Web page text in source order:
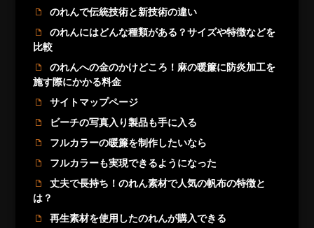
のれんで伝統技術と新技術の違い
のれんにはどんな種類がある？サイズや特徴などを
比較
のれんへの金のかけどころ！麻の暖簾に防炎加工を
施す際にかかる料金
サイトマップページ
ビーチの写真入り製品も手に入る
フルカラーの暖簾を制作したいなら
フルカラーも実現できるようになった
丈夫で長持ち！のれん素材で人気の帆布の特徴と
は？
再生素材を使用したのれんが購入できる